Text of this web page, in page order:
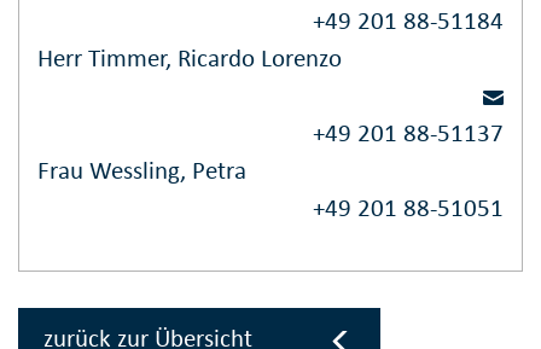
+49 201 88-51184
Herr Timmer, Ricardo Lorenzo
+49 201 88-51137
Frau Wessling, Petra
+49 201 88-51051
zurück zur Übersicht